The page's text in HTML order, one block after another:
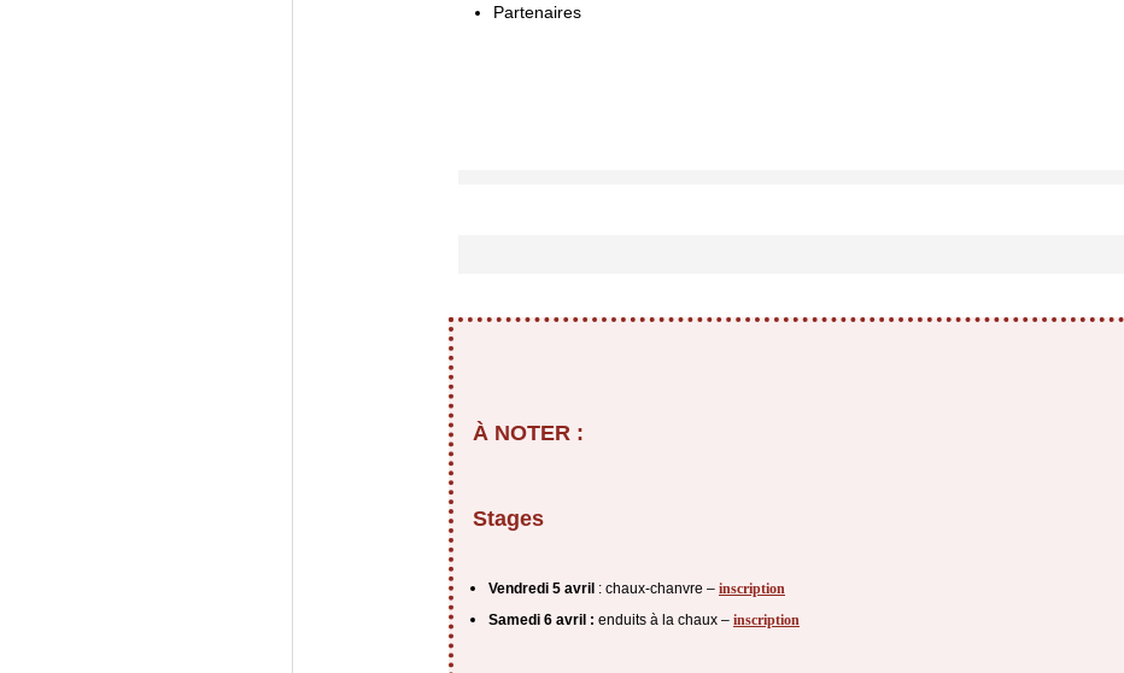
Partenaires
À NOTER :
Stages
Vendredi 5 avril: chaux-chanvre – inscription
Samedi 6 avril : enduits à la chaux – inscription